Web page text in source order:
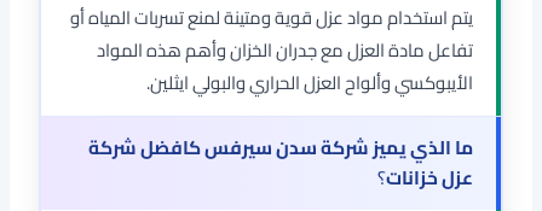
يتم استخدام مواد عزل قوية ومتينة لمنع تسربات المياه أو
تفاعل مادة العزل مع جدران الخزان وأهم هذه المواد
الأيبوكسي وألواح العزل الحراري والبولي ايثلين.
ما الذي يميز شركة سدن سيرفس كافضل شركة
عزل خزانات؟